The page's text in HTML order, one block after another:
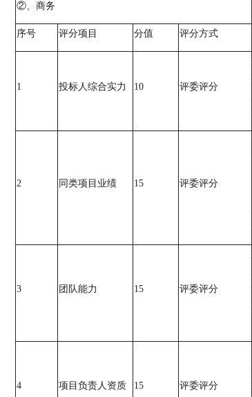
②、 商务
序号 评分项目 分值 评分方式
1 投标人综合实力 10 评委评分
2 同类项目业绩 15 评委评分
3 团队能力 15 评委评分
4 项目负责人资质 15 评委评分